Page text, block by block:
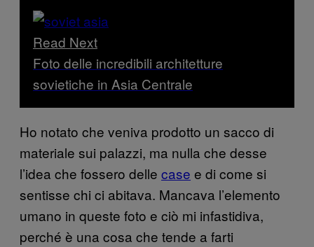
Read Next
Foto delle incredibili architetture
sovietiche in Asia Centrale
Ho notato che veniva prodotto un sacco di
materiale sui palazzi, ma nulla che desse
l’idea che fossero delle case e di come si
sentisse chi ci abitava. Mancava l’elemento
umano in queste foto e ciò mi infastidiva,
perché è una cosa che tende a farti